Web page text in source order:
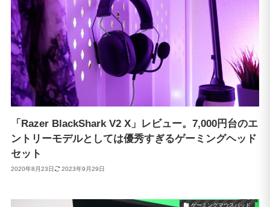
「Razer BlackShark V2 X」レビュー。7,000円台のエ
ントリーモデルとしては優秀すぎるゲーミングヘッド
セット
2020年8月23日 2023年9月29日
ゲーミングマウスパッド